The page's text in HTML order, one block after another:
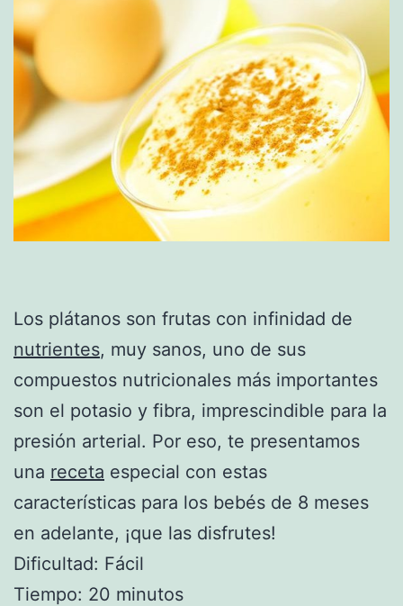
Los plátanos son frutas con infinidad de
nutrientes, muy sanos, uno de sus
compuestos nutricionales más importantes
son el potasio y fibra, imprescindible para la
presión arterial. Por eso, te presentamos
una receta especial con estas
características para los bebés de 8 meses
en adelante, ¡que las disfrutes!
Dificultad: Fácil
Tiempo: 20 minutos